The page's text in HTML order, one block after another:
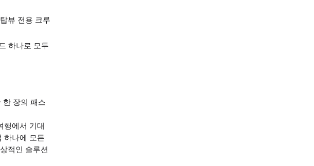
뷰 전용 크루
하나로 모두
장의 패스
행에서 기대
하나에 모든
적인 솔루션